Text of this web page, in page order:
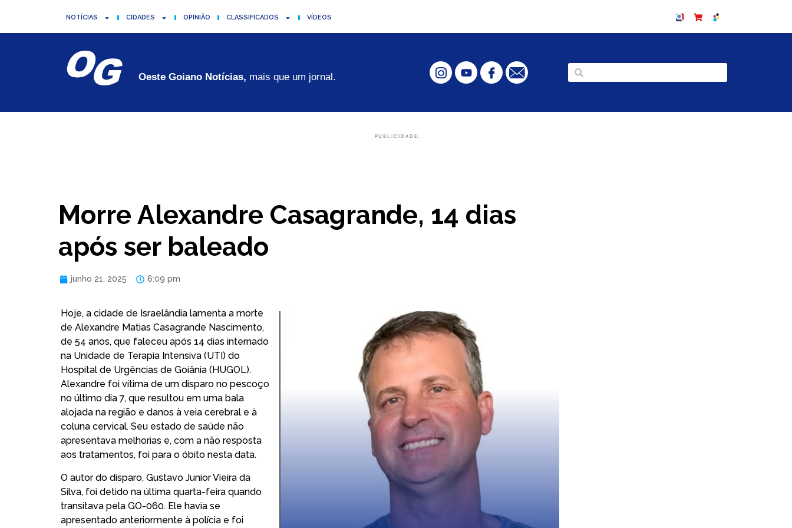
NOTÍCIAS CIDADES OPINIÃO CLASSIFICADOS VÍDEOS
Oeste Goiano Notícias, mais que um jornal.
PUBLICIDADE:
Morre Alexandre Casagrande, 14 dias
após ser baleado
junho 21, 2025 6:09 pm
Hoje, a cidade de Israelândia lamenta a morte
de Alexandre Matias Casagrande Nascimento,
de 54 anos, que faleceu após 14 dias internado
na Unidade de Terapia Intensiva (UTI) do
Hospital de Urgências de Goiânia (HUGOL).
Alexandre foi vítima de um disparo no pescoço
no último dia 7, que resultou em uma bala
alojada na região e danos à veia cerebral e à
coluna cervical. Seu estado de saúde não
apresentava melhorias e, com a não resposta
aos tratamentos, foi para o óbito nesta data.
O autor do disparo, Gustavo Junior Vieira da
Silva, foi detido na última quarta-feira quando
transitava pela GO-060. Ele havia se
apresentado anteriormente à polícia e foi